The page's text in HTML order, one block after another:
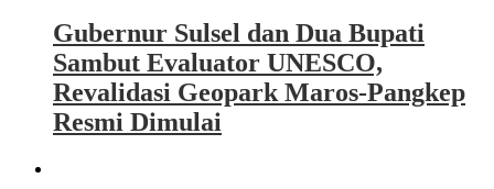
Gubernur Sulsel dan Dua Bupati
Sambut Evaluator UNESCO,
Revalidasi Geopark Maros-Pangkep
Resmi Dimulai